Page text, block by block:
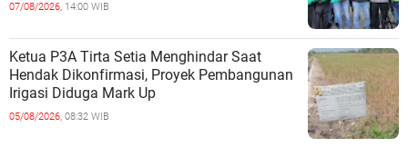
07/08/2026, 14:00 WIB
Ketua P3A Tirta Setia Menghindar Saat
Hendak Dikonfirmasi, Proyek Pembangunan
Irigasi Diduga Mark Up
05/08/2026, 08:32 WIB